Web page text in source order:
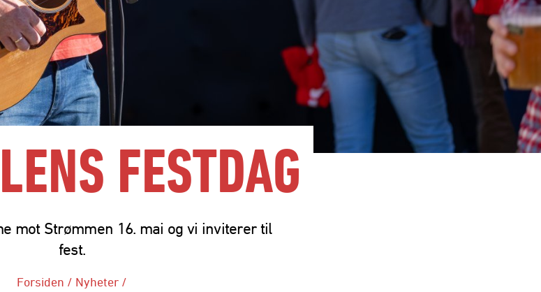
FESTDAG
mot Strømmen 16. mai og vi inviterer til
fest.
Forsiden / Nyheter /